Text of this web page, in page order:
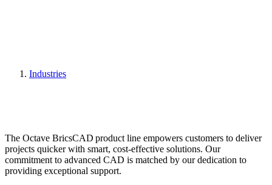
Industries
The Octave BricsCAD product line empowers customers to deliver
projects quicker with smart, cost-effective solutions. Our
commitment to advanced CAD is matched by our dedication to
providing exceptional support.